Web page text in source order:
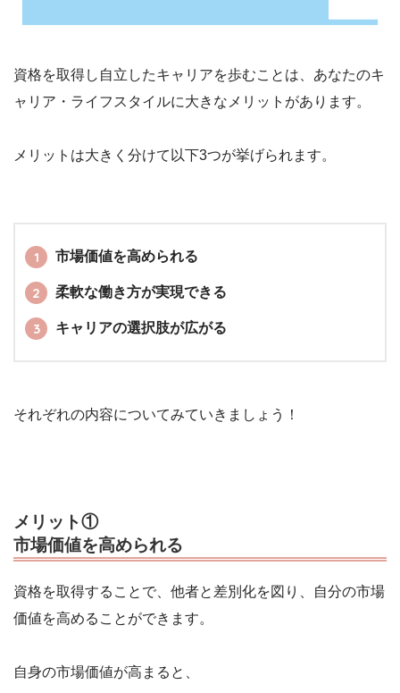
資格を取得し自立したキャリアを歩むことは、あなたのキ
ャリア・ライフスタイルに大きなメリットがあります。
メリットは大きく分けて以下3つが挙げられます。
市場価値を高められる
柔軟な働き方が実現できる
キャリアの選択肢が広がる
それぞれの内容についてみていきましょう！
メリット①
市場価値を高められる
資格を取得することで、他者と差別化を図り、自分の市場
価値を高めることができます。
自身の市場価値が高まると、